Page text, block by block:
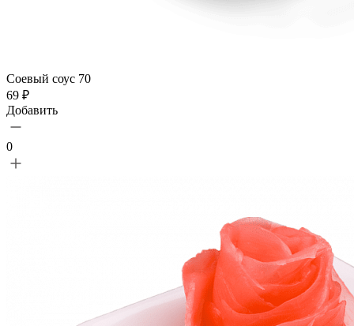
Соевый соус 70
69 ₽
Добавить
0